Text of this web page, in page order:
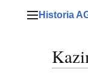
Menu główne
Historia